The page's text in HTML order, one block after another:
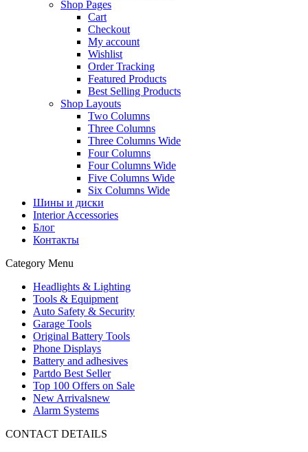
Shop Pages
Cart
Checkout
My account
Wishlist
Order Tracking
Featured Products
Best Selling Products
Shop Layouts
Two Columns
Three Columns
Three Columns Wide
Four Columns
Four Columns Wide
Five Columns Wide
Six Columns Wide
Шины и диски
Interior Accessories
Блог
Контакты
Category Menu
Headlights & Lighting
Tools & Equipment
Auto Safety & Security
Garage Tools
Original Battery Tools
Phone Displays
Battery and adhesives
Partdo Best Seller
Top 100 Offers on Sale
New Arrivalsnew
Alarm Systems
CONTACT DETAILS